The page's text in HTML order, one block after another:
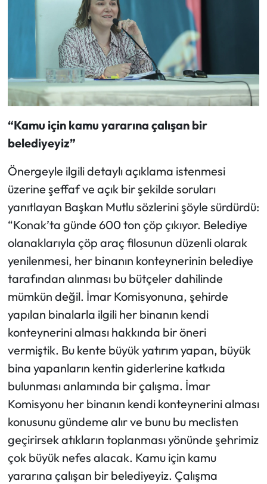
“Kamu için kamu yararına çalışan bir
belediyeyiz”
Önergeyle ilgili detaylı açıklama istenmesi
üzerine şeffaf ve açık bir şekilde soruları
yanıtlayan Başkan Mutlu sözlerini şöyle sürdürdü:
“Konak’ta günde 600 ton çöp çıkıyor. Belediye
olanaklarıyla çöp araç filosunun düzenli olarak
yenilenmesi, her binanın konteynerinin belediye
tarafından alınması bu bütçeler dahilinde
mümkün değil. İmar Komisyonuna, şehirde
yapılan binalarla ilgili her binanın kendi
konteynerini alması hakkında bir öneri
vermiştik. Bu kente büyük yatırım yapan, büyük
bina yapanların kentin giderlerine katkıda
bulunması anlamında bir çalışma. İmar
Komisyonu her binanın kendi konteynerini alması
konusunu gündeme alır ve bunu bu meclisten
geçirirsek atıkların toplanması yönünde şehrimiz
çok büyük nefes alacak. Kamu için kamu
yararına çalışan bir belediyeyiz. Çalışma